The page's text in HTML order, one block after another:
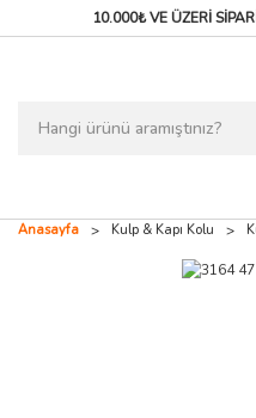
10.000₺ VE ÜZERİ
Anasayfa Kulp & Kapı Kolu